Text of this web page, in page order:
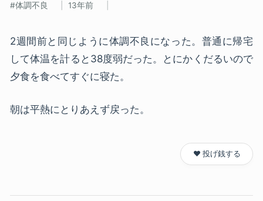
体調不良 13年前
2週間前と同じように体調不良になった。普通に帰宅
して体温を計ると38度弱だった。とにかくだるいので
夕食を食べてすぐに寝た。
朝は平熱にとりあえず戻った。
❤️ 投げ銭する